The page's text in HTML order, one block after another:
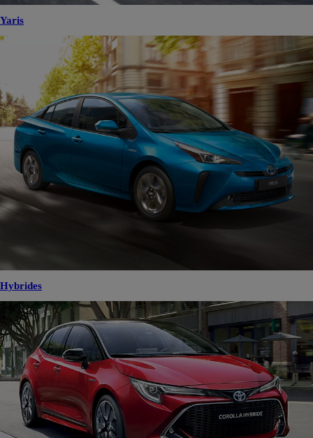
Yaris
Hybrides